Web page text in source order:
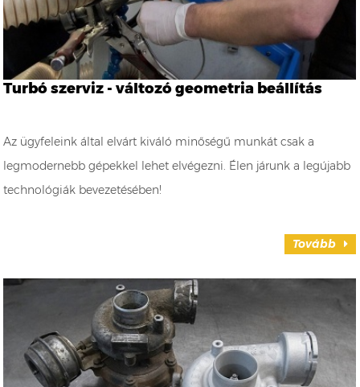
Turbó szerviz - változó geometria beállítás
Az ügyfeleink által elvárt kiváló minőségű munkát csak a
legmodernebb gépekkel lehet elvégezni. Élen járunk a legújabb
technológiák bevezetésében!
Tovább